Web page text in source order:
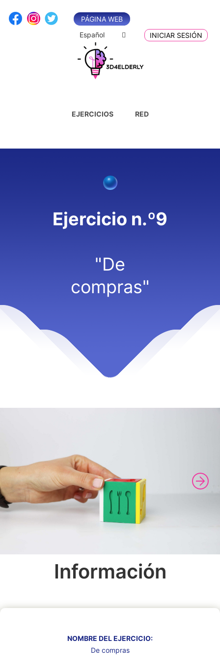
PÁGINA WEB
Español
INICIAR SESIÓN
EJERCICIOS RED
Ejercicio n.º9
"De
compras"
Información
NOMBRE DEL EJERCICIO:
De compras